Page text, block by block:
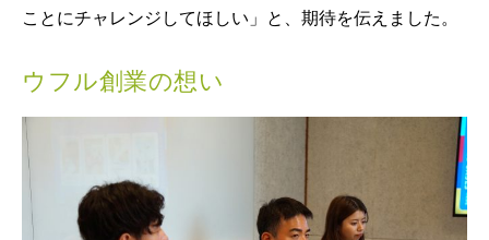
ことにチャレンジしてほしい」と、期待を伝えました。
ウフル創業の想い